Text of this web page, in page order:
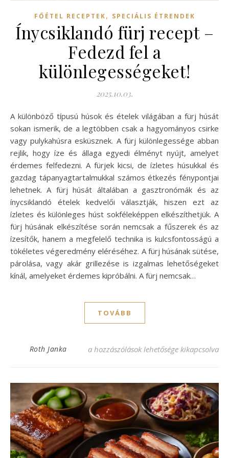
FŐÉTEL RECEPTEK, SPECIÁLIS ÉTRENDEK
Ínycsiklandó fürj recept –
Fedezd fel a
különlegességeket!
2025.10.03.
A különböző típusú húsok és ételek világában a fürj húsát
sokan ismerik, de a legtöbben csak a hagyományos csirke
vagy pulykahúsra esküsznek. A fürj különlegessége abban
rejlik, hogy íze és állaga egyedi élményt nyújt, amelyet
érdemes felfedezni. A fürjek kicsi, de ízletes húsukkal és
gazdag tápanyagtartalmukkal számos étkezés fénypontjai
lehetnek. A fürj húsát általában a gasztronómák és az
ínycsiklandó ételek kedvelői választják, hiszen ezt az
ízletes és különleges húst sokféleképpen elkészíthetjük. A
fürj húsának elkészítése során nemcsak a fűszerek és az
ízesítők, hanem a megfelelő technika is kulcsfontosságú a
tökéletes végeredmény eléréséhez. A fürj húsának sütése,
párolása, vagy akár grillezése is izgalmas lehetőségeket
kínál, amelyeket érdemes kipróbálni. A fürj nemcsak…
TOVÁBB
Roth Janka Ínycsiklandó fürj recept – Fedezd fel a
a hozzászólások lehetősége kikapcsolva